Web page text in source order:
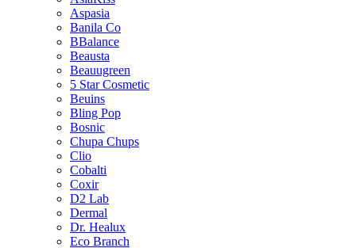
Aspasia
Banila Co
BBalance
Beausta
Beauugreen
5 Star Cosmetic
Beuins
Bling Pop
Bosnic
Chupa Chups
Clio
Cobalti
Coxir
D2 Lab
Dermal
Dr. Healux
Eco Branch